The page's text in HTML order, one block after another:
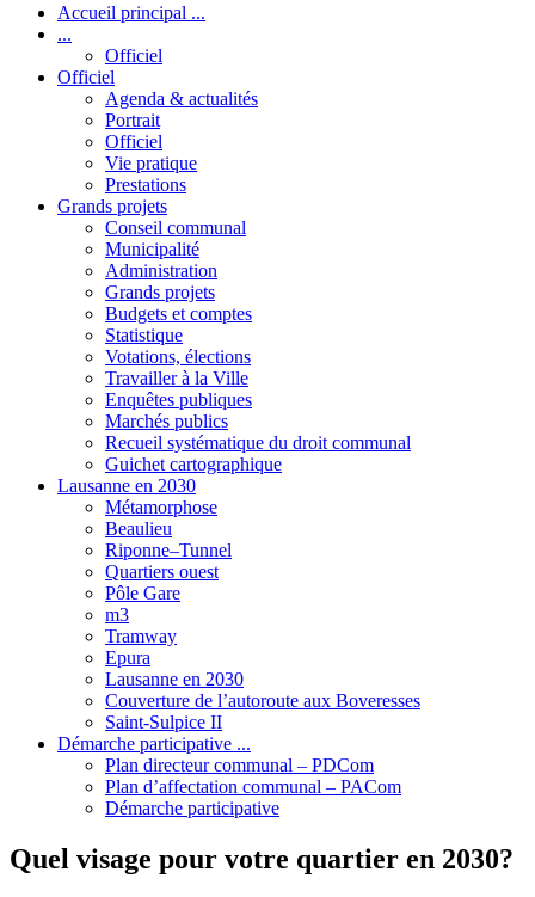
Accueil principal ...
...
Officiel
Officiel
Agenda & actualités
Portrait
Officiel
Vie pratique
Prestations
Grands projets
Conseil communal
Municipalité
Administration
Grands projets
Budgets et comptes
Statistique
Votations, élections
Travailler à la Ville
Enquêtes publiques
Marchés publics
Recueil systématique du droit communal
Guichet cartographique
Lausanne en 2030
Métamorphose
Beaulieu
Riponne–Tunnel
Quartiers ouest
Pôle Gare
m3
Tramway
Epura
Lausanne en 2030
Couverture de l’autoroute aux Boveresses
Saint-Sulpice II
Démarche participative ...
Plan directeur communal – PDCom
Plan d’affectation communal – PACom
Démarche participative
Quel visage pour votre quartier en 2030?